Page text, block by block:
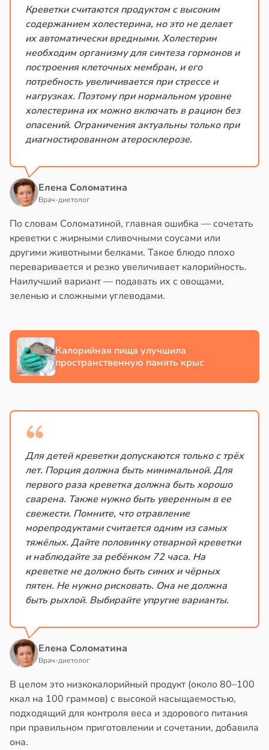
21:42
13:38
Креветки считаются продуктом с высоким
содержанием холестерина, но это не делает
их автоматически вредными. Холестерин
необходим организму для синтеза гормонов и
построения клеточных мембран, и его
потребность увеличивается при стрессе и
нагрузках. Поэтому при нормальном уровне
холестерина их можно включать в рацион без
опасений. Ограничения актуальны только при
диагностированном атеросклерозе.
Елена Соломатина
Врач-диетолог
По словам Соломатиной, главная ошибка — сочетать
креветки с жирными сливочными соусами или
другими животными белками. Такое блюдо плохо
переваривается и резко увеличивает калорийность.
Наилучший вариант — подавать их с овощами,
зеленью и сложными углеводами.
Калорийная пища улучшила
пространственную память крыс
Для детей креветки допускаются только с трёх
лет. Порция должна быть минимальной. Для
первого раза креветка должна быть хорошо
сварена. Также нужно быть уверенным в ее
свежести. Помните, что отравление
морепродуктами считается одним из самых
тяжёлых. Дайте половинку отварной креветки
и наблюдайте за ребёнком 72 часа. На
креветке не должно быть синих и чёрных
пятен. Не нужно рисковать. Она не должна
быть рыхлой. Выбирайте упругие варианты.
Елена Соломатина
Врач-диетолог
В целом это низкокалорийный продукт (около 80–100
ккал на 100 граммов) с высокой насыщаемостью,
подходящий для контроля веса и здорового питания
при правильном приготовлении и сочетании, добавила
она.
17:40
20:11